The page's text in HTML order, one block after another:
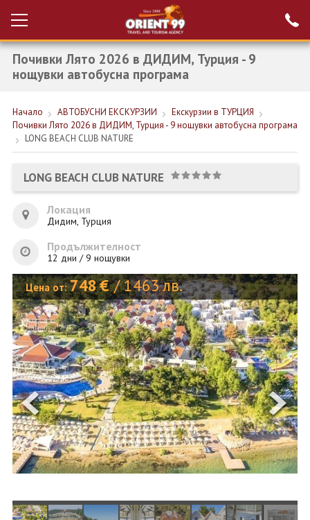
Вход за агенти
Проверка на
резервация
НОВА ГОДИНА ТУРЦИЯ
НОВА ГОДИНА
ПОЧИВКИ
КРУИЗИ
ЕКЗОТИКА
ОЩЕ
ЗА НАС
КОНТАКТИ
ФИРМЕНИ ДОКУМЕНТИ
0700 144 34 Запитване
ПОСЛЕДВАЙТЕ НИ
Почивки Лято 2026 в ДИДИМ, Турция - 9
нощувки автобусна програма
Начало АВТОБУСНИ ЕКСКУРЗИИ
Екскурзии в ТУРЦИЯ
Почивки Лято 2026 в ДИДИМ, Турция - 9 нощувки автобусна програма
LONG BEACH CLUB NATURE
LONG BEACH CLUB NATURE
Локация
Дидим, Турция
Продължителност
12 дни / 9 нощувки
Цена от:748€ / 1463лв.